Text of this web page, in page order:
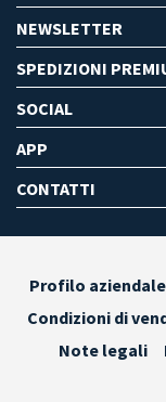
NEWSLETTER
SPEDIZIONI
SOCIAL
APP
CONTATTI
Profilo aziendale
Condizioni di
Note legali